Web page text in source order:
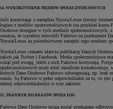
14. WYKORZYSTANIE MEDIÓW SPOŁECZNOŚCIOWYCH
Jeśli korzystając z narzędzia Toyota/Lexus (strony
loginu z mediów społecznościowych (na przykład konta
Osobowe dostępne w tych mediach społecznościowych,
oznacza, że wyraźnie zezwolili Państwo na przekazanie
Toyota/Lexus za pośrednictwem narzędzi tego medium
Toyota/Lexus czasami ułatwia publikację Danych
takich jak Twitter i Facebook. Media społecznościowe
wziąć pod uwagę, jeżeli z nich Państwo korzystają.
społecznościowych może mieć określone
których Dane Osobowe Państwo udostępniają, np.
czasie. Są Państwo w pełni odpowiedzialni za to, co
żadnej odpowiedzialności w tym zakresie.
15. TRANSFER DO KRAJÓW SPOZA EOG
Państwa Dane Osobowe mogą zostać przekazane